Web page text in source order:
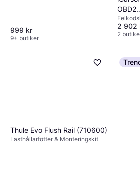
999 kr
9+ butiker
OBD2
2 902
2
Thule Evo Flush Rail (710600)
Lasthållarfötter & Monteringskit